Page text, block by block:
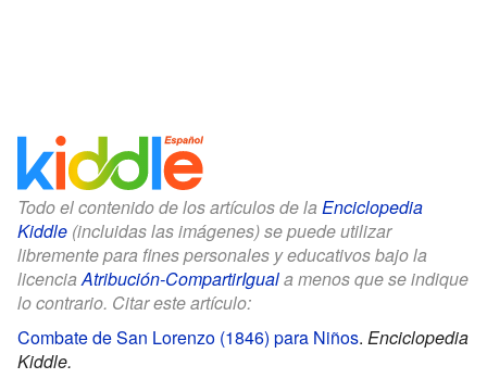
Todo el contenido de los artículos de la Enciclopedia
Kiddle (incluidas las imágenes) se puede utilizar
libremente para fines personales y educativos bajo la
licenciaAtribución-CompartirIguala menos que se indique
lo contrario. Citar este artículo:
Combate de San Lorenzo (1846) para Niños. Enciclopedia
Kiddle.